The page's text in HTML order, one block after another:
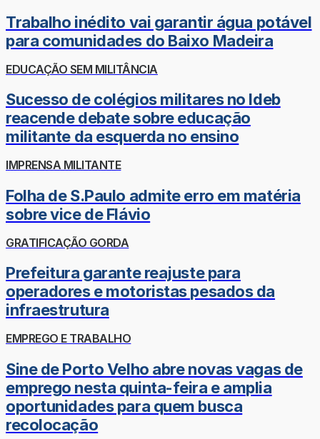
Trabalho inédito vai garantir água potável
para comunidades do Baixo Madeira
EDUCAÇÃO SEM MILITÂNCIA
Sucesso de colégios militares no Ideb
reacende debate sobre educação
militante da esquerda no ensino
IMPRENSA MILITANTE
Folha de S.Paulo admite erro em matéria
sobre vice de Flávio
GRATIFICAÇÃO GORDA
Prefeitura garante reajuste para
operadores e motoristas pesados da
infraestrutura
EMPREGO E TRABALHO
Sine de Porto Velho abre novas vagas de
emprego nesta quinta-feira e amplia
oportunidades para quem busca
recolocação